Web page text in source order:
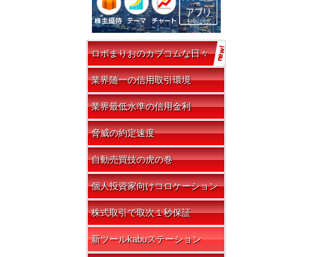
ロボまりおのカブコムな日々
業界随一の信用取引環境
業界最低水準の信用金利
脅威の約定速度
自動売買技の虎の巻
個人投資家向けコロケーション
株式取引で取次１秒保証
新ツールkabuステーション